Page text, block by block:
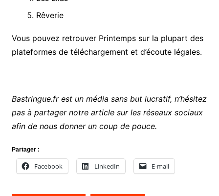
Rêverie
Vous pouvez retrouver Printemps sur la plupart des
plateformes de téléchargement et d’écoute légales.
Bastringue.fr est un média sans but lucratif, n’hésitez
pas à partager notre article sur les réseaux sociaux
afin de nous donner un coup de pouce.
Partager :
Facebook LinkedIn E-mail